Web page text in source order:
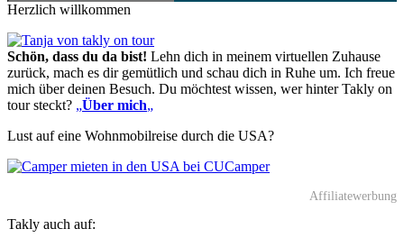
Herzlich willkommen
Schön, dass du da bist! Lehn dich in meinem virtuellen Zuhause
zurück, mach es dir gemütlich und schau dich in Ruhe um. Ich freue
mich über deinen Besuch. Du möchtest wissen, wer hinter Takly on
tour steckt? „Über mich„
Lust auf eine Wohnmobilreise durch die USA?
Affiliatewerbung
Takly auch auf: